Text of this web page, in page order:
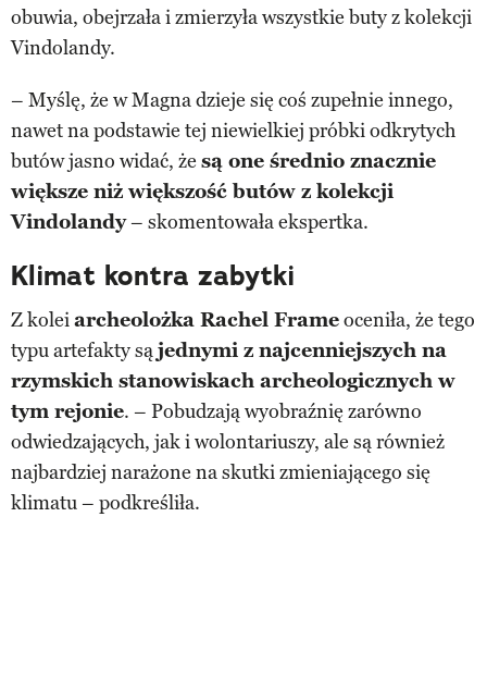
obuwia, obejrzała i zmierzyła wszystkie buty z kolekcji
Vindolandy.
– Myślę, że w Magna dzieje się coś zupełnie innego,
nawet na podstawie tej niewielkiej próbki odkrytych
butów jasno widać, że są one średnio znacznie
większe niż większość butów z kolekcji
Vindolandy– skomentowała ekspertka.
Klimat kontra zabytki
Z koleiarcheolożka Rachel Frameoceniła, że tego
typu artefakty sąjednymi z najcenniejszych na
rzymskich stanowiskach archeologicznych w
tym rejonie. – Pobudzają wyobraźnię zarówno
odwiedzających, jak i wolontariuszy, ale są również
najbardziej narażone na skutki zmieniającego się
klimatu – podkreśliła.